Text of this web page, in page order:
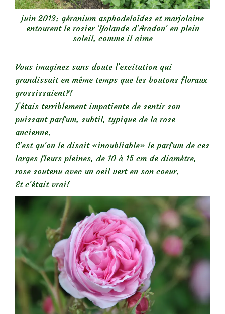
juin 2013: géranium asphodeloïdes et marjolaine
entourent le rosier ‘Yolande d’Aradon’ en plein
soleil, comme il aime
Vous imaginez sans doute l’excitation qui
grandissait en même temps que les boutons floraux
grossissaient?!
J’étais terriblement impatiente de sentir son
puissant parfum, subtil, typique de la rose
ancienne.
C’est qu’on le disait «inoubliable» le parfum de ces
larges fleurs pleines, de 10 à 15 cm de diamètre,
rose soutenu avec un oeil vert en son coeur.
Et c’était vrai!